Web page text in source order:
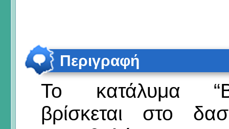
Περιγραφή
Το κατάλυμα
βρίσκεται στο